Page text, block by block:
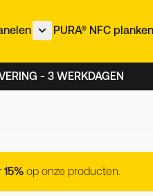
IZEON® panelen categorie
Toon submenu voor
PURA® NFC planken
- 3 WERKDAGEN
op onze producten.